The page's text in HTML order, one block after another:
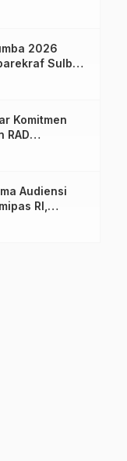
2026
Sulbar
Komitmen
RAD
Audiensi
RI,
bagi